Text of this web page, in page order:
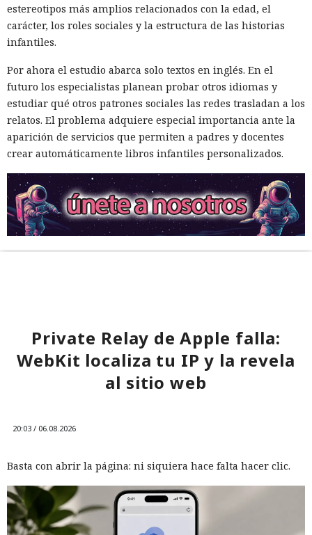
estereotipos más amplios relacionados con la edad, el
carácter, los roles sociales y la estructura de las historias
infantiles.
Por ahora el estudio abarca solo textos en inglés. En el
futuro los especialistas planean probar otros idiomas y
estudiar qué otros patrones sociales las redes trasladan a los
relatos. El problema adquiere especial importancia ante la
aparición de servicios que permiten a padres y docentes
crear automáticamente libros infantiles personalizados.
Private Relay de Apple falla:
WebKit localiza tu IP y la revela
al sitio web
20:03 / 06.08.2026
Basta con abrir la página: ni siquiera hace falta hacer clic.